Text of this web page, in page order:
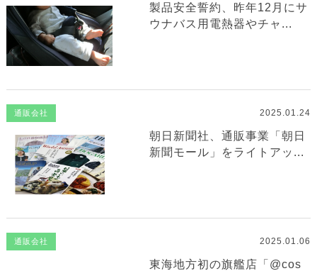
製品安全誓約、昨年12月にサ
ウナバス用電熱器やチャ...
通販会社 2025.01.24
朝日新聞社、通販事業「朝日
新聞モール」をライトアッ...
通販会社 2025.01.06
東海地方初の旗艦店「@cos